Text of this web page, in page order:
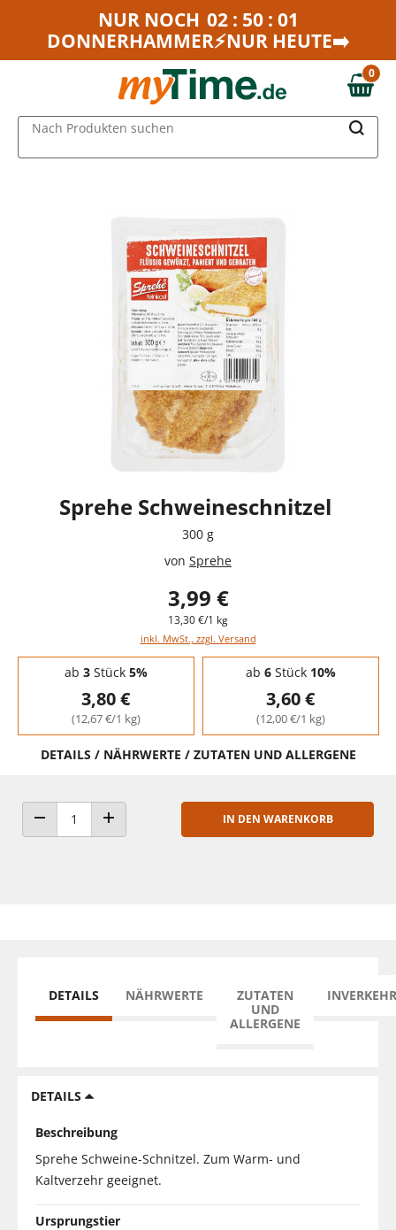
Zum Hauptinhalt springen
Zur Navigation springen
NUR NOCH 02 : 50 : 01
DONNERHAMMER⚡NUR HEUTE➡️
0,00 €
0
Nach Produkten suchen
Sprehe Schweineschnitzel
300 g
von Sprehe
3,99 €
13,30 €/1 kg
inkl. MwSt., zzgl. Versand
Staffelpreise - Mengenrabatt
ab 3Stück 5%
3,80 €
(12,67 €/1 kg)
ab 6Stück 10%
3,60 €
(12,00 €/1 kg)
DETAILS / NÄHRWERTE / ZUTATEN UND ALLERGENE
ANZAHL VERRINGERNANZAHL ERHÖHEN
IN DEN WARENKORB
DETAILS NÄHRWERTE
ZUTATEN
UND
ALLERGENE
DETAILS
Beschreibung
Sprehe Schweine-Schnitzel. Zum Warm- und
Kaltverzehr geeignet.
Ursprungstier